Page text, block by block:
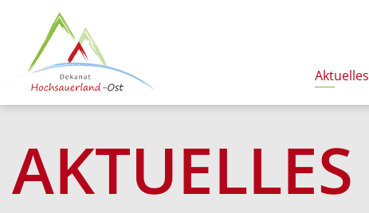
Aktuelles
AKTUELLES